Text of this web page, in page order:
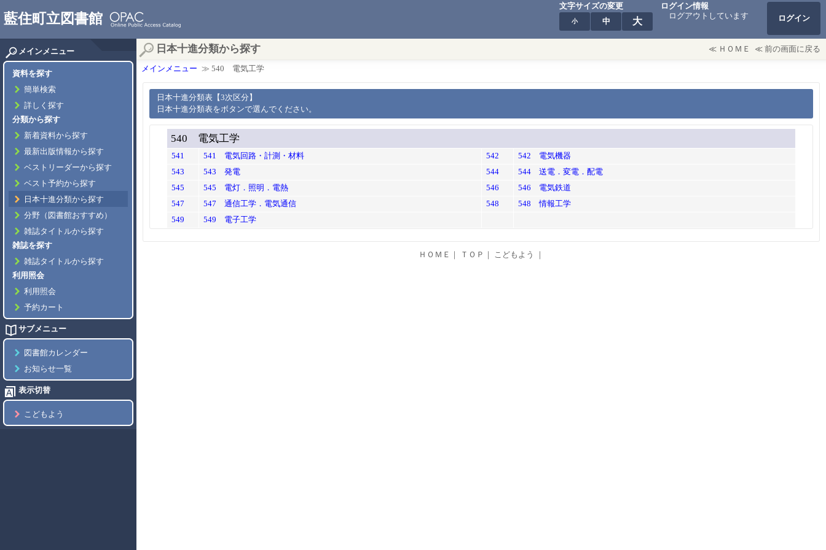
藍住町立図書館
文字サイズの変更
小 中 大
ログイン情報
ログアウトしています
ログイン
メインメニュー
資料を探す
簡単検索
詳しく探す
分類から探す
新着資料から探す
最新出版情報から探す
ベストリーダーから探す
ベスト予約から探す
日本十進分類から探す
分野（図書館おすすめ）
雑誌タイトルから探す
雑誌を探す
雑誌タイトルから探す
利用照会
利用照会
予約カート
サブメニュー
図書館カレンダー
お知らせ一覧
表示切替
こどもよう
日本十進分類から探す ≪ ＨＯＭＥ ≪ 前の画面に戻る
メインメニュー ≫ 540 電気工学
日本十進分類表【3次区分】
日本十進分類表をボタンで選んでください。
540 電気工学
541 541 電気回路・計測・材料 542
542 電気機器
543
543 発電 544
544 送電．変電．配電
545
545 電灯．照明．電熱 546
546 電気鉄道
547
547 通信工学．電気通信 548
548 情報工学
549
549 電子工学
ＨＯＭＥ ＴＯＰ こどもよう